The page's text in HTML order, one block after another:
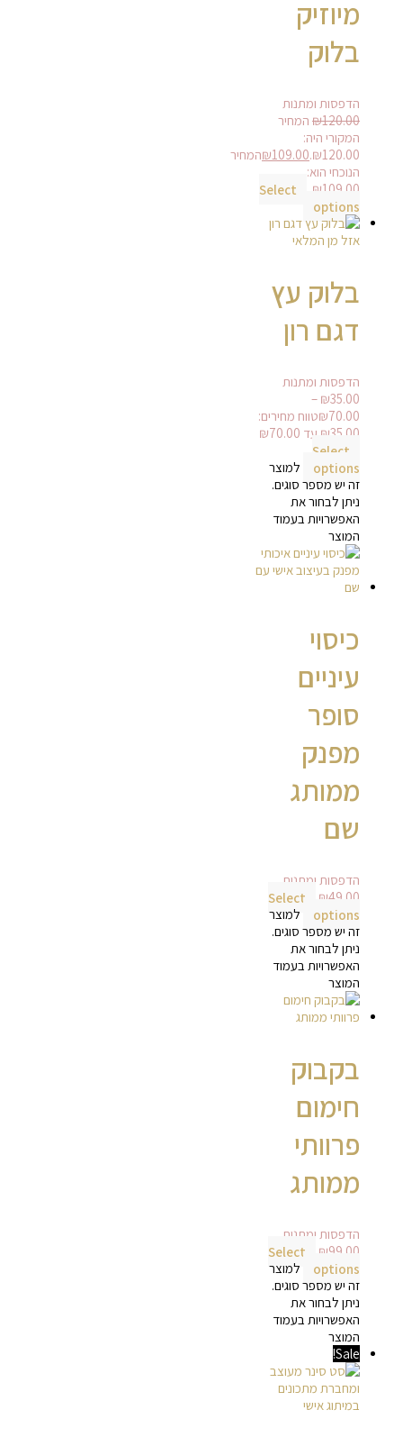
מיוזיק
בלוק
הדפסות ומתנות
₪120.00
המחיר
המקורי היה:
₪120.00.
₪109.00
המחיר
הנוכחי הוא:
₪109.00.
Select
options
אזל מן המלאי
בלוק עץ
דגם רון
הדפסות ומתנות
₪35.00
–
₪70.00
טווח מחירים:
Select
options
למוצר
זה יש מספר סוגים.
ניתן לבחור את
האפשרויות בעמוד
המוצר
כיסוי
עיניים
סופר
מפנק
ממותג
שם
הדפסות ומתנות
₪49.00
Select
options
למוצר
זה יש מספר סוגים.
ניתן לבחור את
האפשרויות בעמוד
המוצר
בקבוק
חימום
פרוותי
ממותג
הדפסות ומתנות
₪99.00
Select
options
למוצר
זה יש מספר סוגים.
ניתן לבחור את
האפשרויות בעמוד
המוצר
Sale!